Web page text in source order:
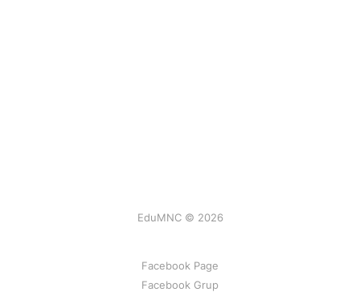
EduMNC © 2026
Facebook Page
Facebook Grup